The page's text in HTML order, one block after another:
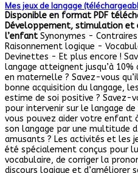
Mes jeux de langage
Disponible en format PDF
Développement, stimulation et
l’enfantSynonymes -
Raisonnement logique -
Devinettes - Et plus encore !
langage atteignent jusqu’à
en maternelle ? Savez-vous
bonne acquisition du langage,
estime de soi positive ? Savez-
pour intervenir sur le langage
vous pouvez aider votre enfant
son langage par une multitude
amusants ? Les activités et les
été spécialement conçus pour
vocabulaire, de corriger la
discours logique et d’améliorer